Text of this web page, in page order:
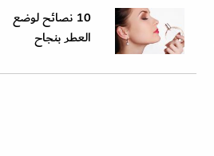
10 نصائح لوضع
العطر بنجاح